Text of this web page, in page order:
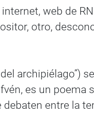
web de
otro,
archipiélago”)
es un
entre la